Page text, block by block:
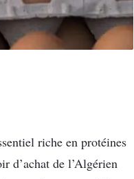
riche en protéines
d’achat de l’Algérien